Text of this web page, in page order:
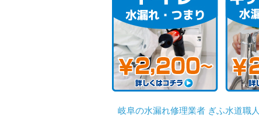
岐阜の水漏れ修理業者 ぎふ水道職人